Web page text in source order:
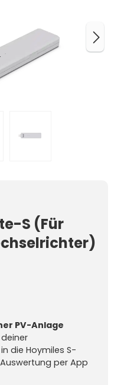
S (Für
von 5 Sternen
PV-Anlage
die Hoymiles S-
per App